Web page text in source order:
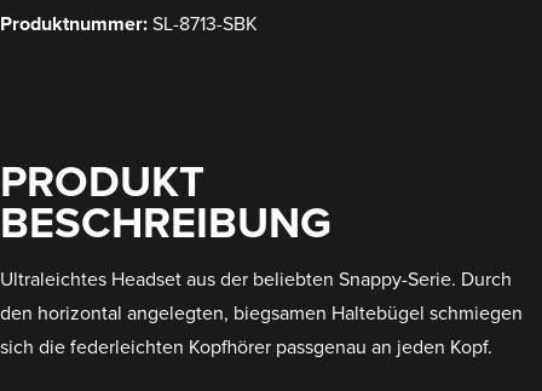
Produktnummer:SL-8713-SBK
PRODUKT
BESCHREIBUNG
Ultraleichtes Headset aus der beliebten Snappy-Serie. Durch
den horizontal angelegten, biegsamen Haltebügel schmiegen
sich die federleichten Kopfhörer passgenau an jeden Kopf.